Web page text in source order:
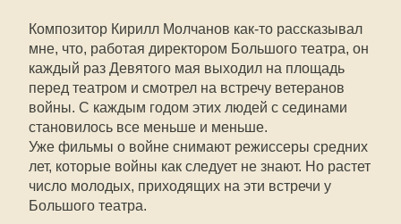
Композитор Кирилл Молчанов как-то рассказывал
мне, что, работая директором Большого театра, он
каждый раз Девятого мая выходил на площадь
перед театром и смотрел на встречу ветеранов
войны. С каждым годом этих людей с сединами
становилось все меньше и меньше.
Уже фильмы о войне снимают режиссеры средних
лет, которые войны как следует не знают. Но растет
число молодых, приходящих на эти встречи у
Большого театра.